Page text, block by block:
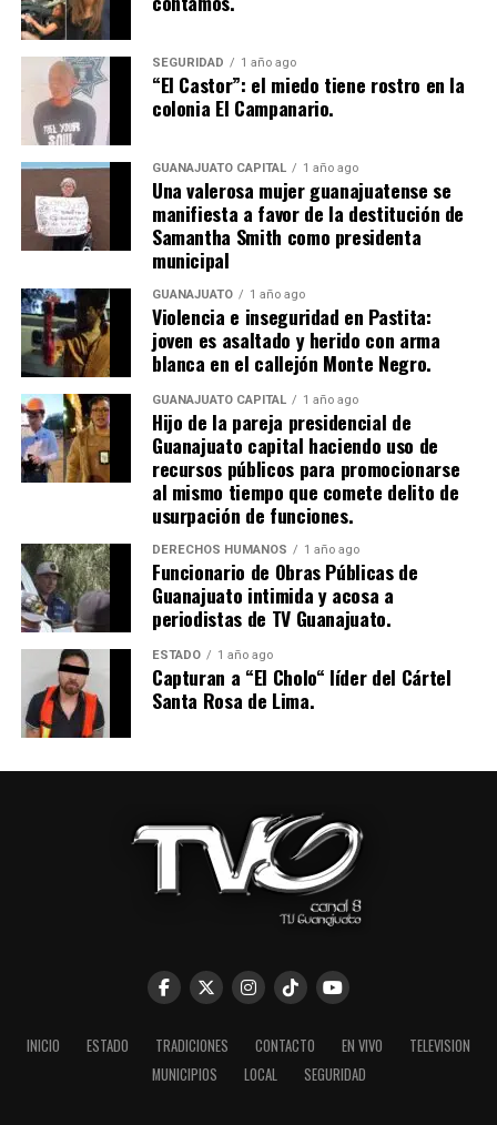
SEGURIDAD 1 año ago
“El Castor”: el miedo tiene rostro en la
colonia El Campanario.
GUANAJUATO CAPITAL 1 año ago
Una valerosa mujer guanajuatense se
manifiesta a favor de la destitución de
Samantha Smith como presidenta
municipal
GUANAJUATO 1 año ago
Violencia e inseguridad en Pastita:
joven es asaltado y herido con arma
blanca en el callejón Monte Negro.
GUANAJUATO CAPITAL 1 año ago
Hijo de la pareja presidencial de
Guanajuato capital haciendo uso de
recursos públicos para promocionarse
al mismo tiempo que comete delito de
usurpación de funciones.
DERECHOS HUMANOS 1 año ago
Funcionario de Obras Públicas de
Guanajuato intimida y acosa a
periodistas de TV Guanajuato.
ESTADO 1 año ago
Capturan a “El Cholo“ líder del Cártel
Santa Rosa de Lima.
INICIO ESTADO TRADICIONES CONTACTO EN VIVO
TELEVISION
MUNICIPIOS
LOCAL SEGURIDAD